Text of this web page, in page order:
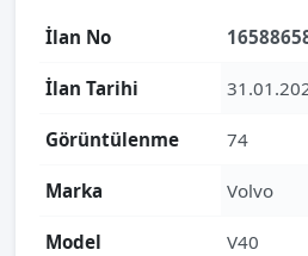
İlan No
İlan Tarihi
Görüntülenme 74
Marka Volvo
Model V40